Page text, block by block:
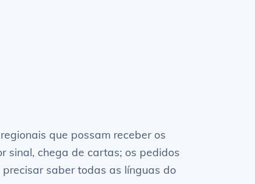
que possam receber os
sinal, chega de cartas; os pedidos
precisar saber todas as línguas do